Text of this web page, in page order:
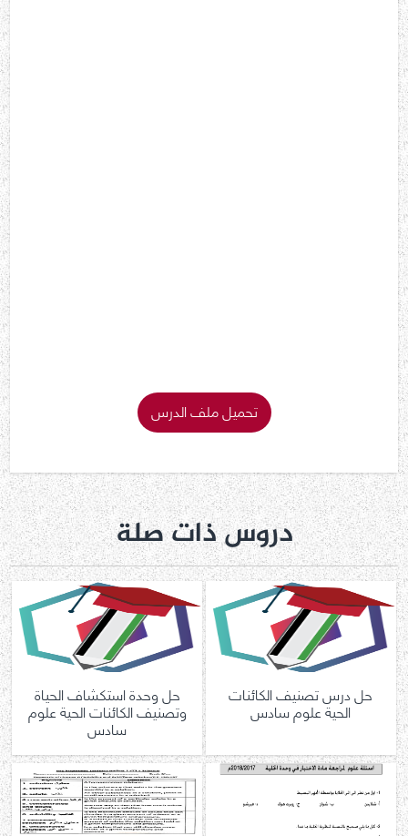
تحميل ملف الدرس
دروس ذات صلة
حل درس تصنيف الكائنات
الحية علوم سادس
حل وحدة استكشاف الحياة
وتصنيف الكائنات الحية علوم
سادس